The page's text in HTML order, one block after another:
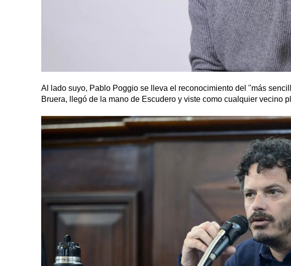
Al lado suyo, Pablo Poggio se lleva el reconocimiento del "más
Bruera, llegó de la mano de Escudero y viste como cualquier vecino